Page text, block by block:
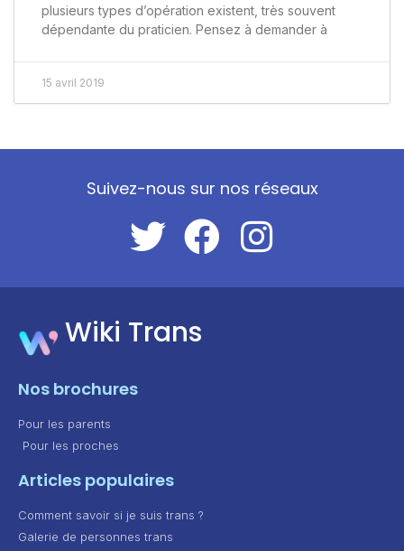
plusieurs types d’opération existent, très souvent
dépendante du praticien. Pensez à demander à
15 avril 2019
Suivez-nous sur nos réseaux
Wiki Trans
Nos brochures
Pour les parents
Pour les proches
Articles populaires
Comment savoir si je suis trans ?
Galerie de personnes trans